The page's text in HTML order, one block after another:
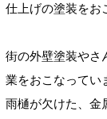
仕上げの塗装をお
街の外壁塗装やさ
業をおこなってい
雨樋が欠けた、金